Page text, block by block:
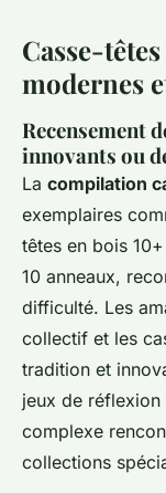
Casse-
modernes
Recensement
innovants ou
La compilation
exemplaires
têtes en bois
10 anneaux,
difficulté. Les
collectif et les
tradition et
jeux de réflexion
complexe
collections